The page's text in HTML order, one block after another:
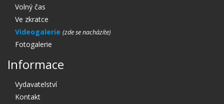
Volný čas
Ve zkratce
Videogalerie
Fotogalerie
Informace
Vydavatelství
Kontakt